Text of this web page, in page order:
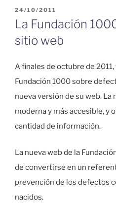
PUBLICADO
EL
24/10/2011
La Fundación
sitio web
A finales de octubre de
Fundación 1000 sobre
nueva versión de su web. La
moderna y más accesible, y
cantidad de información.
La nueva web de la
de convertirse en un
prevención de los defectos
nacidos.